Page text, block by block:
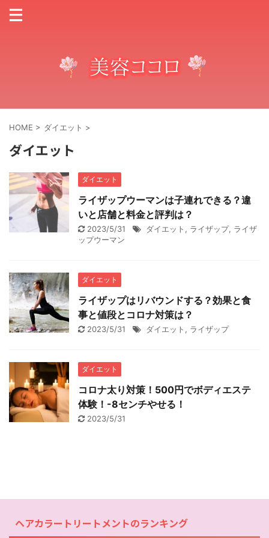
HOME > ダイエット >
ダイエット
ダイエット
ライザップウーマンは子連れできる？違
いと店舗と料金と評判は？
2023/5/31 ダイエット , ライザップ, ライザ
ップウーマン
ダイエット
ライザップはリバウンドする？効果と食
事と値段とコロナ対策は？
2023/5/31 ダイエット , ライザップ
ダイエット
コロナ太り対策！500円でボディエステ
体験！-8センチやせる！
2023/5/31
ヘアカラートリートメントのランキング